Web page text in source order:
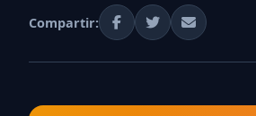
Compartir: